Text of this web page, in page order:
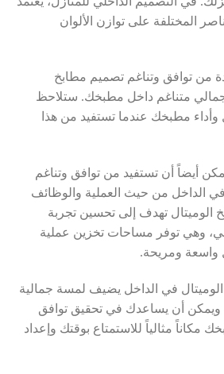
المختلفة على توازن الألوان
من توافق وتناغم تصميم مطابخ
جمالي متناغم داخل مطبخك. ستلاحظ
مطبخك عندما تستفيد من هذا
أيضاً أن تستفيد من توافق وتناغم
الداخل من حيث العملية والوظائف
الوميتال تهدف إلى تحسين تجربة
وهي توفر مساحات تخزين عملية
ومريحة.
في الداخل يضيف لمسة جمالية
ويمكن أن يساعدك في تحقيق توافق
مكاناً مثالياً للاستمتاع بوقتك وإعداد